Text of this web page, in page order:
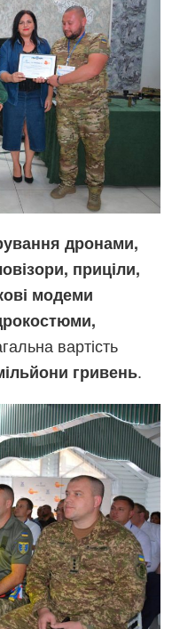
дронами,
приціли,
модеми
вартість
гривень.